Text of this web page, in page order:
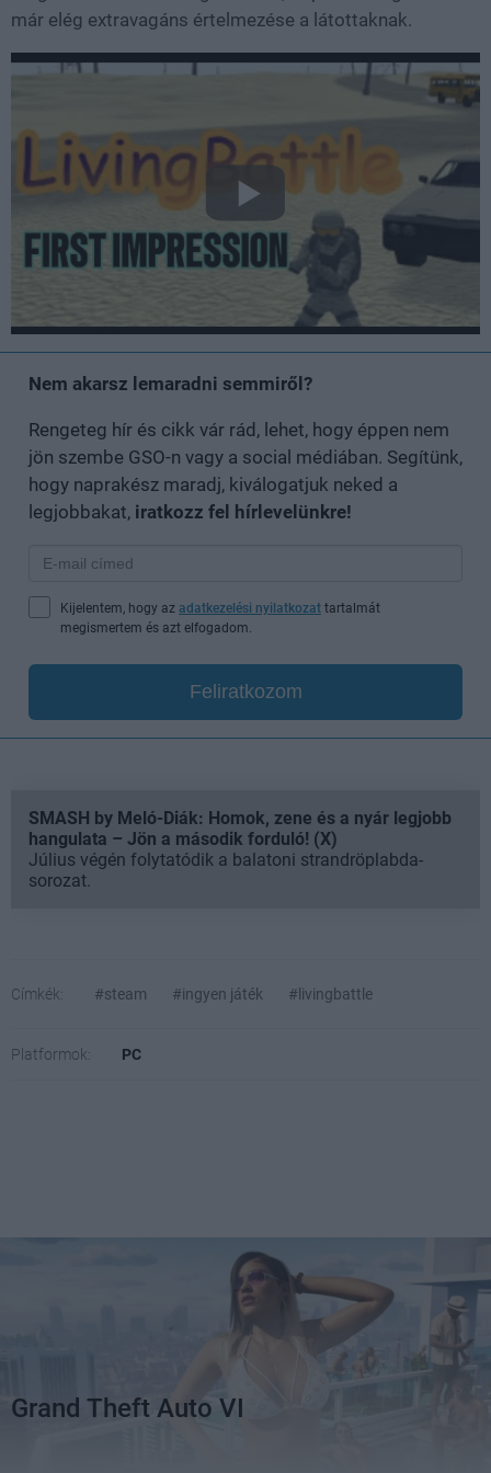
már elég extravagáns értelmezése a látottaknak.
Nem akarsz lemaradni semmiről?
Rengeteg hír és cikk vár rád, lehet, hogy éppen nem
jön szembe GSO-n vagy a social médiában. Segítünk,
hogy naprakész maradj, kiválogatjuk neked a
legjobbakat, iratkozz fel hírlevelünkre!
Kijelentem, hogy az adatkezelési nyilatkozat tartalmát
megismertem és azt elfogadom.
Feliratkozom
SMASH by Meló-Diák: Homok, zene és a nyár legjobb
hangulata – Jön a második forduló! (X)
Július végén folytatódik a balatoni strandröplabda-
sorozat.
Címkék: #steam #ingyen játék #livingbattle
Platformok: PC
Grand Theft Auto VI